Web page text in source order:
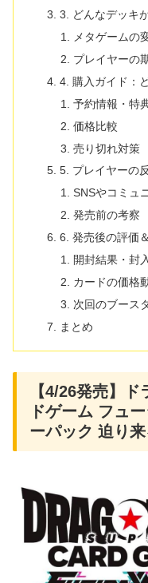
3. どんなデッキ
メタゲームの
プレイヤーの
4. 購入ガイド：
予約情報・特
価格比較
売り切れ対策
5. プレイヤーの
SNSやコミュ
発売前の考察
6. 発売後の評価
開封結果・封
カードの価格
次回のブース
まとめ
【4/26発売】
ドゲーム フュ
ーパック 迫り